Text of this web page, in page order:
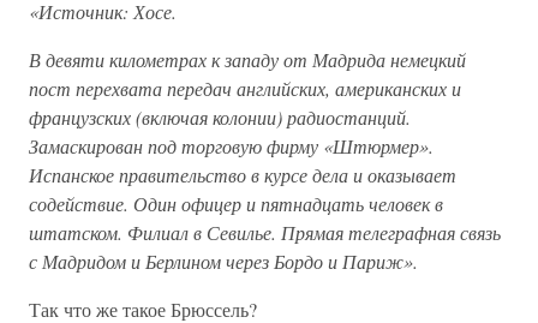
«Источник: Хосе.
В девяти километрах к западу от Мадрида немецкий
пост перехвата передач английских, американских и
французских (включая колонии) радиостанций.
Замаскирован под торговую фирму «Штюрмер».
Испанское правительство в курсе дела и оказывает
содействие. Один офицер и пятнадцать человек в
штатском. Филиал в Севилье. Прямая телеграфная связь
с Мадридом и Берлином через Бордо и Париж».
Так что же такое Брюссель?